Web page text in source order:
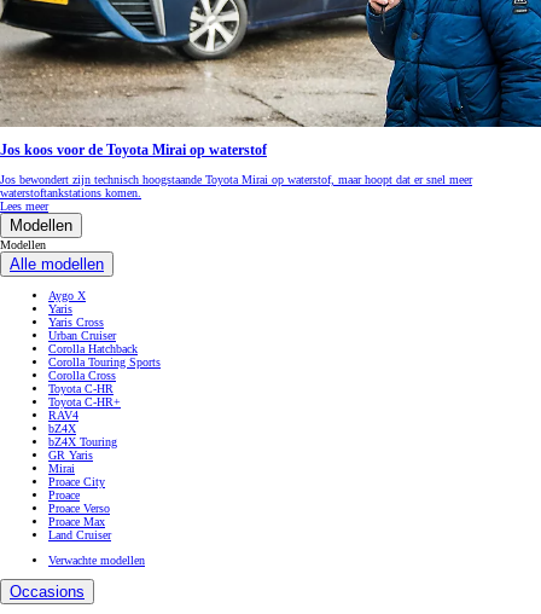
Jos koos voor de Toyota Mirai op waterstof
Jos bewondert zijn technisch hoogstaande Toyota Mirai op waterstof, maar hoopt dat er snel meer
waterstoftankstations komen.
Lees meer
Modellen
Modellen
Alle modellen
Aygo X
Yaris
Yaris Cross
Urban Cruiser
Corolla Hatchback
Corolla Touring Sports
Corolla Cross
Toyota C-HR
Toyota C-HR+
RAV4
bZ4X
bZ4X Touring
GR Yaris
Mirai
Proace City
Proace
Proace Verso
Proace Max
Land Cruiser
Verwachte modellen
Occasions